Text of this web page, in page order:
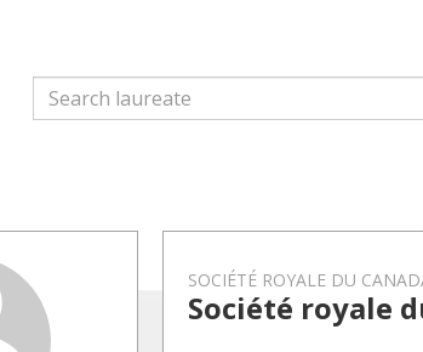
SOCIÉTÉ ROYALE DU
Société royale